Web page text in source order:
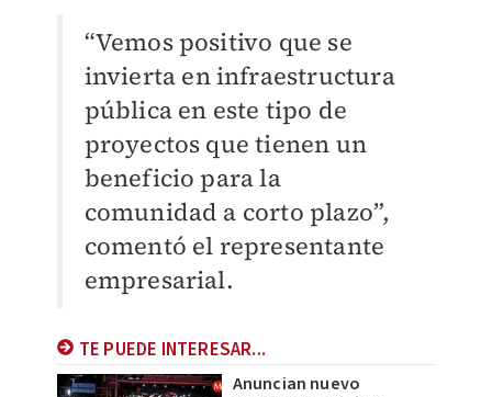
“Vemos positivo que se
invierta en infraestructura
pública en este tipo de
proyectos que tienen un
beneficio para la
comunidad a corto plazo”,
comentó el representante
empresarial.
TE PUEDE INTERESAR...
Anuncian nuevo